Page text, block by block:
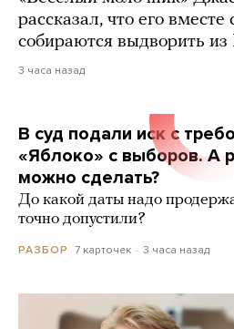
рассказал, что его вместе
собираются выдворить из
3 часа назад
В суд подали иск с
«Яблоко» с выборов. А
можно сделать?
До какой даты надо
точно допустили?
РАЗБОР 7 карточек 3 часа назад